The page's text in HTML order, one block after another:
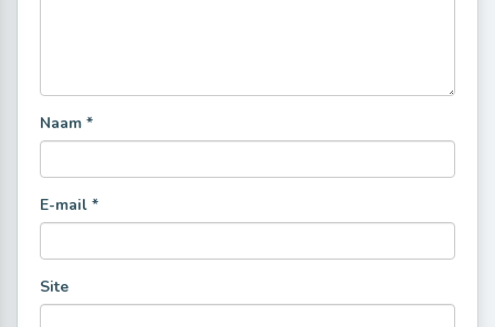
Naam *
E-mail *
Site